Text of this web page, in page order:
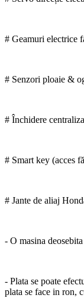
# Geamuri electrice
# Senzori ploaie &
# Închidere
# Smart key (acces
# Jante de aliaj
- O masina
- Plata se poate
plata se face in ron,